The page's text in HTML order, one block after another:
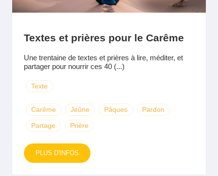
Textes et prières pour le Carême
Une trentaine de textes et prières à lire, méditer, et
partager pour nourrir ces 40 (...)
Texte
Carême Jeûne Pâques Pardon
Partage Prière
PLUS D'INFOS